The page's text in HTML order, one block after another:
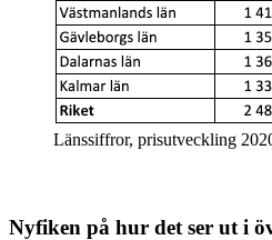
Länssiffror, prisutveckling
Nyfiken på hur det ser ut i